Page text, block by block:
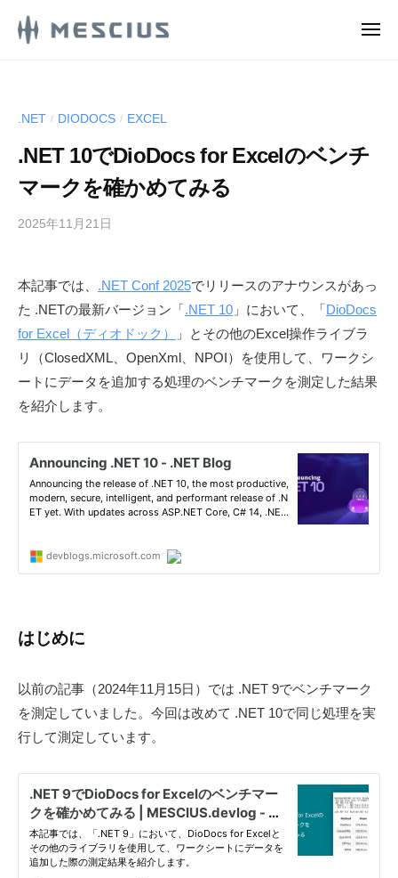
I
U
.
e
v
l
o
g
ス
株
会
e
v
e
e
i
s
開
援
ツ
〉
の
メ
.NET / DIODOCS / EXCEL
.NET 10でDioDocs for Excelのベンチ
マークを確かめてみる
2025年11月21日
E
S
C
U
e
v
本記事では、 .NET Conf 2025でリリースのアナウンスがあっ
た .NETの最新バージョン「.NET 10 」において、「DioDocs
for Excel（ディオドック）
」とその他のExcel操作ライブラ
リ（ClosedXML、OpenXml、NPOI）を使用して、ワークシ
ートにデータを追加する処理のベンチマークを測定した結果
を紹介します。
はじめに
以前の記事（2024年11月15日）では .NET 9でベンチマーク
を測定していました。今回は改めて .NET 10で同じ処理を実
行して測定しています。
E
S
S
e
g